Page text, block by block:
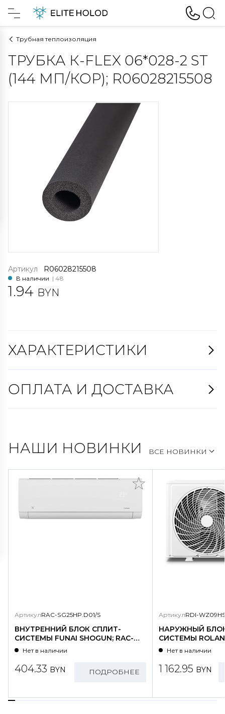
Трубная теплоизоляция
ТРУБКА К-FLEX 06*028-2 ST
(144 МП/КОР); R06028215508
Артикул R06028215508
В наличии | 48
1.94 BYN
ХАРАКТЕРИСТИКИ
ОПЛАТА И ДОСТАВКА
НАШИ НОВИНКИ ВСЕ НОВИНКИ
АртикулRAC-SG25HP.D01/S
ВНУТРЕННИЙ БЛОК СПЛИТ-
СИСТЕМЫ FUNAI SHOGUN; RAC-
SG25HP.D01/S
Нет в наличии
404.33 BYN ПОДРОБНЕЕ
АртикулRDI-
НАРУЖНЫЙ
СИСТЕМЫ
WZ09HSS/N1-
Нет в наличии
1 162.95 BYN